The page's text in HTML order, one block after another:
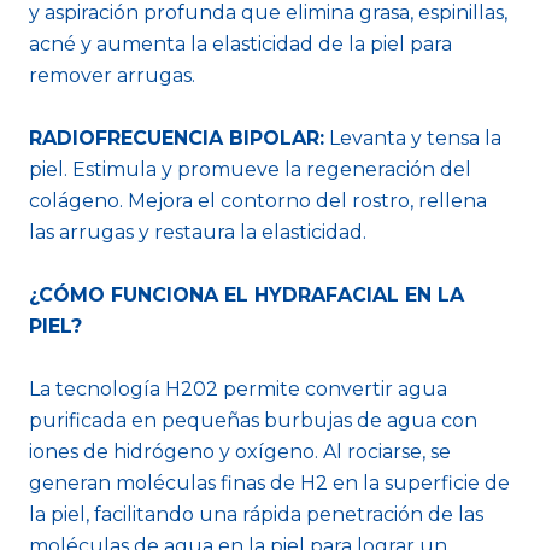
y aspiración profunda que elimina grasa, espinillas,
acné y aumenta la elasticidad de la piel para
remover arrugas.
RADIOFRECUENCIA BIPOLAR: Levanta y tensa la
piel. Estimula y promueve la regeneración del
colágeno. Mejora el contorno del rostro, rellena
las arrugas y restaura la elasticidad.
¿CÓMO FUNCIONA EL HYDRAFACIAL EN LA
PIEL?
La tecnología H202 permite convertir agua
purificada en pequeñas burbujas de agua con
iones de hidrógeno y oxígeno. Al rociarse, se
generan moléculas finas de H2 en la superficie de
la piel, facilitando una rápida penetración de las